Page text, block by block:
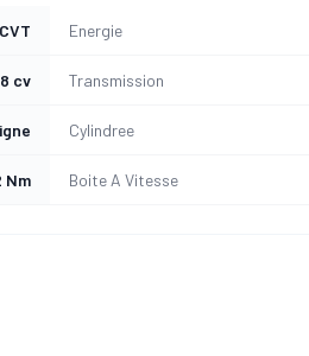
Energie
8 cv Transmission
Cylindree
Nm Boite A Vitesse